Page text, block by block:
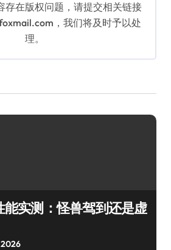
存在版权问题，请提交相关链接
，我们将及时予以处
理。
能实测：怪兽驾到还是虚
2026